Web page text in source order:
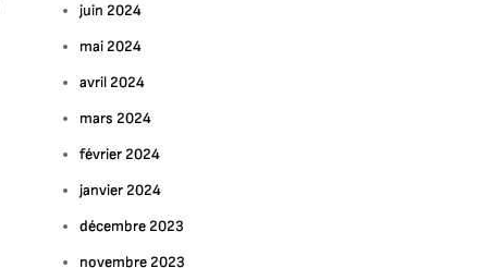
juin 2024
mai 2024
avril 2024
mars 2024
février 2024
janvier 2024
décembre 2023
novembre 2023